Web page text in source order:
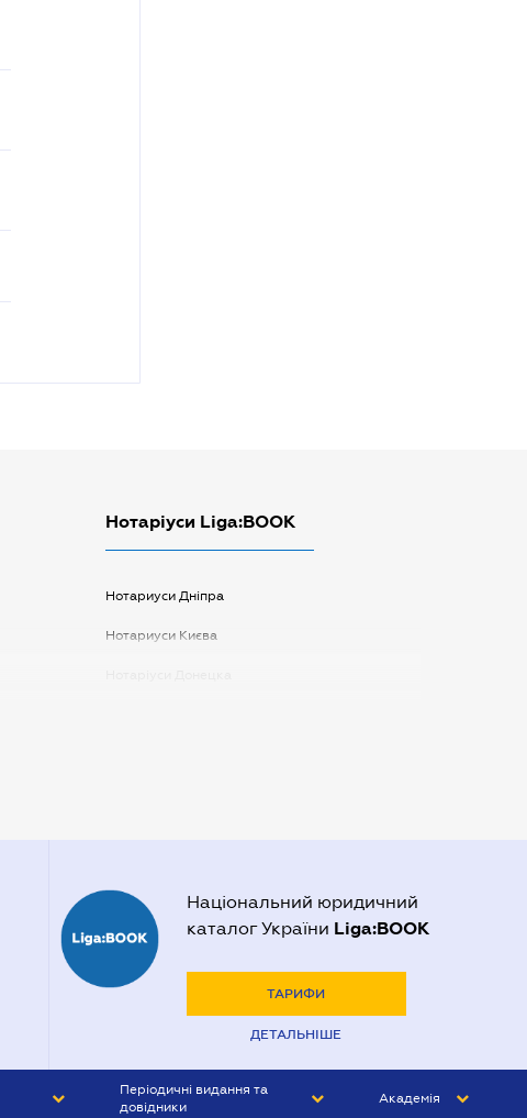
Нотаріуси Liga:BOOK
Нотариуси Дніпра
Нотариуси Києва
Національний юридичний
каталог України Liga:BOOK
ТАРИФИ
ДЕТАЛЬНІШЕ
Періодичні видання та
довідники
Академія